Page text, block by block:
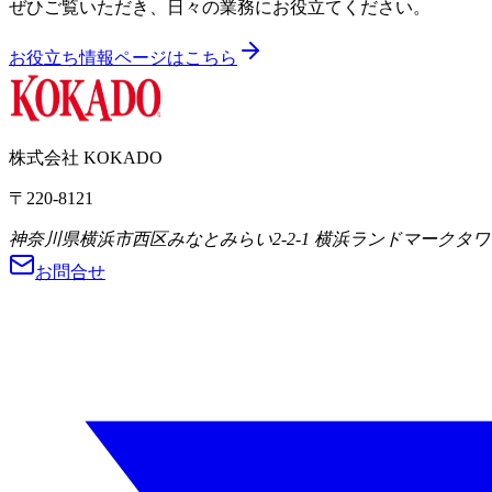
ぜひご覧いただき、日々の業務にお役立てください。
お役立ち情報ページはこちら
株式会社 KOKADO
〒 220-8121
神奈川県横浜市西区みなとみらい2-2-1 横浜ランドマークタ
お問合せ